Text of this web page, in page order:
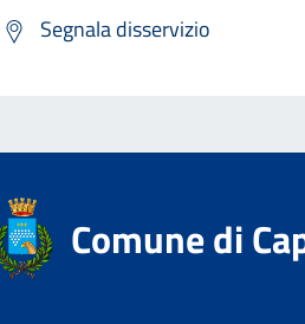
Segnala disservizio
Comune di